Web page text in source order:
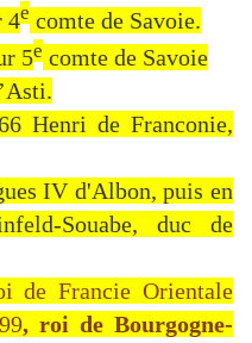
4e comte de Savoie.
5e comte de Savoie
Henri de Franconie,
IV d'Albon, puis en
Souabe, duc de
de Francie Orientale
, roi de Bourgogne-